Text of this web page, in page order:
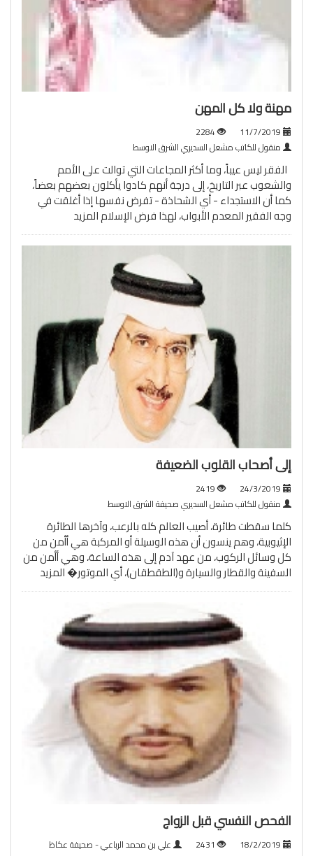
مهنة ولا كل المهن
2284
منقول للكاتب مشعل السديري الشرق الاوسط
الفقر ليس عيباً، وما أكثر المجاعات التي توالت على الأمم
والشعوب عبر التاريخ، إلى درجة أنهم كادوا يأكلون بعضهم بعضاً،
كما أن الاستجداء - أي الشحاذة - تفرض نفسها إذا أغلقت في
وجه الفقير المعدم الأبواب، لهذا فرض الإسلامالمزيد
إلى أصحاب القلوب الضعيفة
2419
منقول للكاتب مشعل السديري صحيفة الشرق الاوسط
كلما سقطت طائرة، أصيب العالم كله بالرعب، وآخرها الطائرة
الإثيوبية، وهم ينسون أن هذه الوسيلة أو المركبة هي أأمن من
كل وسائل الركوب، من عهد آدم إلى هذه الساعة، وهي أأمن من
السفينة والقطار والسيارة و(الطقطقان)، أي الموتور�المزيد
الفحص النفسي قبل الزواج
2431 علي بن محمد الرباعي - صحيفة عكاظ